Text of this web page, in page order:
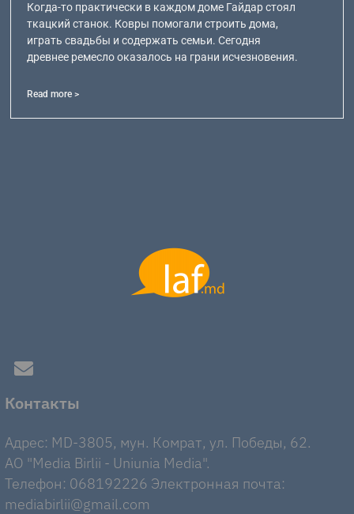
Когда-то практически в каждом доме Гайдар стоял
ткацкий станок. Ковры помогали строить дома,
играть свадьбы и содержать семьи. Сегодня
древнее ремесло оказалось на грани исчезновения.
Read more >
Контакты
Адрес: MD-3805, мун. Комрат, ул. Победы, 62.
AO "Media Birlii - Uniunia Media".
Телефон: 068192226 Электронная почта:
mediabirlii@gmail.com